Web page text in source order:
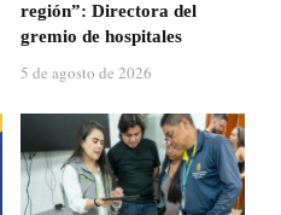
región”: Directora del
gremio de hospitales
5 de agosto de 2026